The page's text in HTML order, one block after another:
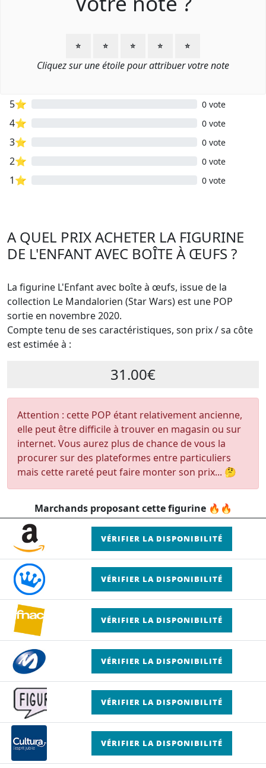
⭐ ⭐ ⭐ ⭐ ⭐
Cliquez sur une étoile pour attribuer votre note
5⭐ 0 vote
4⭐ 0 vote
3⭐ 0 vote
2⭐ 0 vote
1⭐ 0 vote
A QUEL PRIX ACHETER LA FIGURINE
DE L'ENFANT AVEC BOÎTE À ŒUFS ?
La figurine L'Enfant avec boîte à œufs, issue de la
collection Le Mandalorien (Star Wars) est une POP
sortie en novembre 2020.
Compte tenu de ses caractéristiques, son prix / sa côte
est estimée à :
31.00€
Attention : cette POP étant relativement ancienne,
elle peut être difficile à trouver en magasin ou sur
internet. Vous aurez plus de chance de vous la
procurer sur des plateformes entre particuliers
mais cette rareté peut faire monter son prix... 🤔
Marchands proposant cette figurine 🔥🔥
VÉRIFIER LA DISPONIBILITÉ
VÉRIFIER LA DISPONIBILITÉ
VÉRIFIER LA DISPONIBILITÉ
VÉRIFIER LA DISPONIBILITÉ
VÉRIFIER LA DISPONIBILITÉ
VÉRIFIER LA DISPONIBILITÉ